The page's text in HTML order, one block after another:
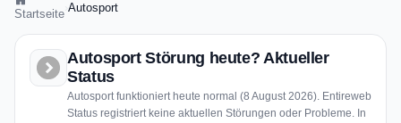
Startseite Autosport
Autosport Störung heute? Aktueller
Status
Autosport funktioniert heute normal (8 August 2026). Entireweb
Status registriert keine aktuellen Störungen oder Probleme. In